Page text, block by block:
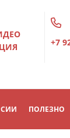
+7
ПОЛЕЗНО